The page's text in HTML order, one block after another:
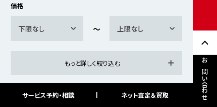
お問い合わせ
価格
下限なし 上限なし
もっと詳しく絞り込む
検索
サービス予約・相談 ネット査定＆買取